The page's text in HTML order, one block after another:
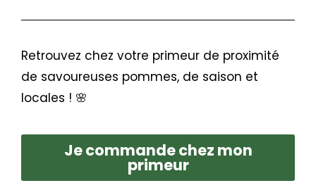
Retrouvez chez votre primeur de proximité
de savoureuses pommes, de saison et
locales ! 🌸
Je commande chez mon
primeur